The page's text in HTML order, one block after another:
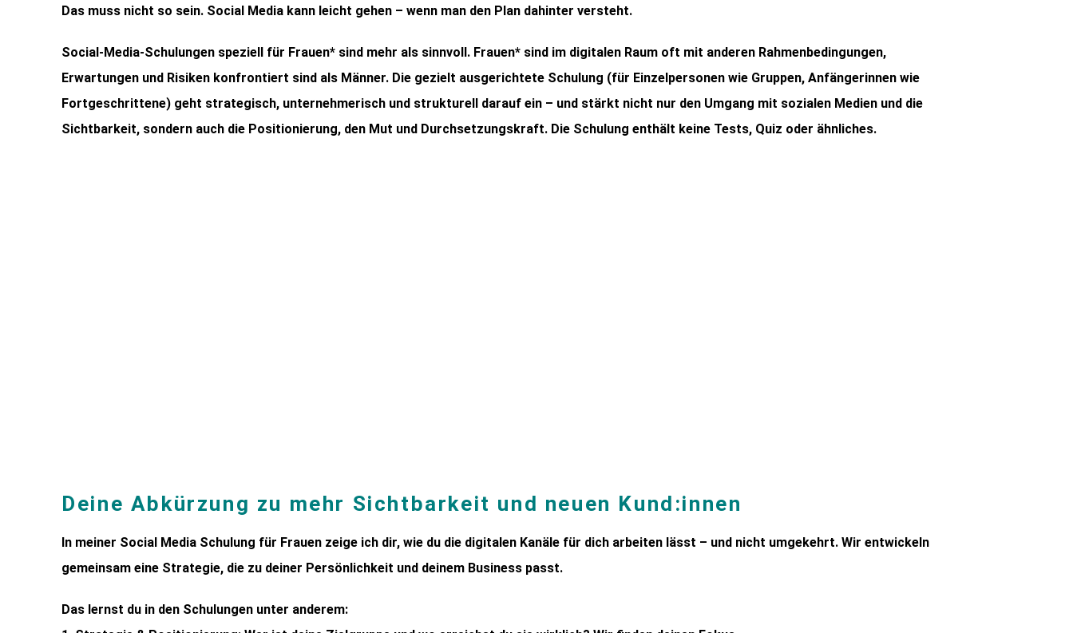
Das muss nicht so sein. Social Media kann leicht gehen – wenn man den Plan dahinter versteht.
Social-Media-Schulungen speziell für Frauen* sind mehr als sinnvoll. Frauen* sind im digitalen Raum oft mit anderen Rahmenbedingungen,
Erwartungen und Risiken konfrontiert sind als Männer. Die gezielt ausgerichtete Schulung (für Einzelpersonen wie Gruppen, Anfängerinnen wie
Fortgeschrittene) geht strategisch, unternehmerisch und strukturell darauf ein – und stärkt nicht nur den Umgang mit sozialen Medien und die
Sichtbarkeit, sondern auch die Positionierung, den Mut und Durchsetzungskraft. Die Schulung enthält keine Tests, Quiz oder ähnliches.
Deine Abkürzung zu mehr Sichtbarkeit und neuen Kund:innen
In meiner Social Media Schulung für Frauen zeige ich dir, wie du die digitalen Kanäle für dich arbeiten lässt – und nicht umgekehrt. Wir entwickeln
gemeinsam eine Strategie, die zu deiner Persönlichkeit und deinem Business passt.
Das lernst du in den Schulungen unter anderem: